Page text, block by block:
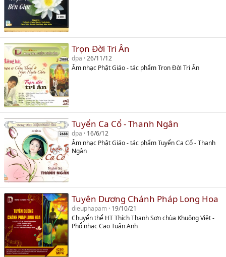
Trọn Đời Tri Ân
dpa 26/11/12
Âm nhạc Phật Giáo - tác phẩm Tron Đời Tri Ân
Tuyển Ca Cổ - Thanh Ngân
dpa
16/6/12
Âm nhạc Phật Giáo - tác phẩm Tuyển Ca Cổ - Thanh
Ngân
Tuyên Dương Chánh Pháp Long Hoa
dieuphapam 19/10/21
Chuyển thể HT Thích Thanh Sơn chùa Khuông Việt -
Phổ nhạc Cao Tuấn Anh